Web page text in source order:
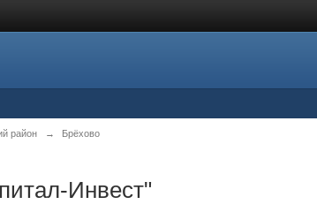
район → Брёхово
Инвест"